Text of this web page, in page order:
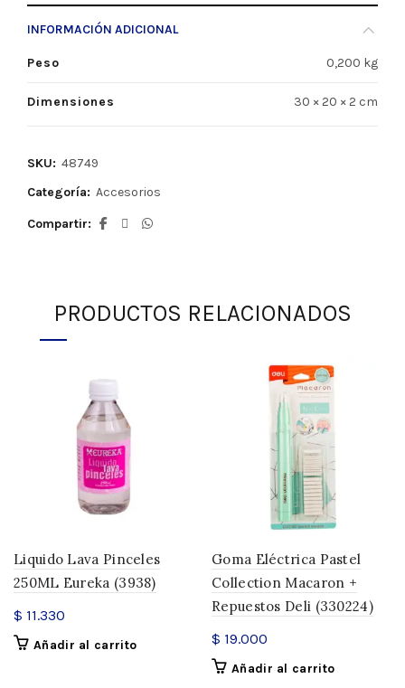
INFORMACIÓN ADICIONAL
Peso 0,200 kg
Dimensiones 30 × 20 × 2 cm
SKU: 48749
Categoría: Accesorios
Compartir
PRODUCTOS RELACIONADOS
Liquido Lava Pinceles
250ML Eureka (3938)
$ 11.330
Añadir al carrito
Goma Eléctrica Pastel
Collection Macaron +
Repuestos Deli (330224)
$ 19.000
Añadir al carrito